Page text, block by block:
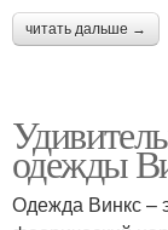
читать дальше →
одежды
Одежда Винкс –